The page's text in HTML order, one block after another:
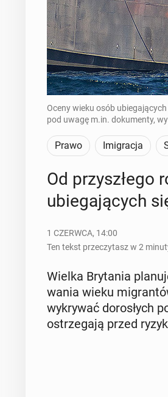
Oceny wieku osób
pod uwagę m.in. dokumenty,
Prawo Imigracja
Od przy­szłe­go
ubie­ga­ją­cych
1 CZERWCA, 14:00
Ten tekst przeczytasz w 2
Wielka Bry­ta­nia
wa­nia wieku
wy­kry­wać do­ro­słych
ostrze­ga­ją przed